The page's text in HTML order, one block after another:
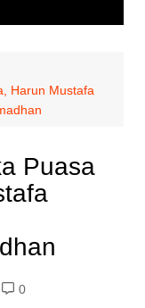
Harun Mustafa
Puasa
0